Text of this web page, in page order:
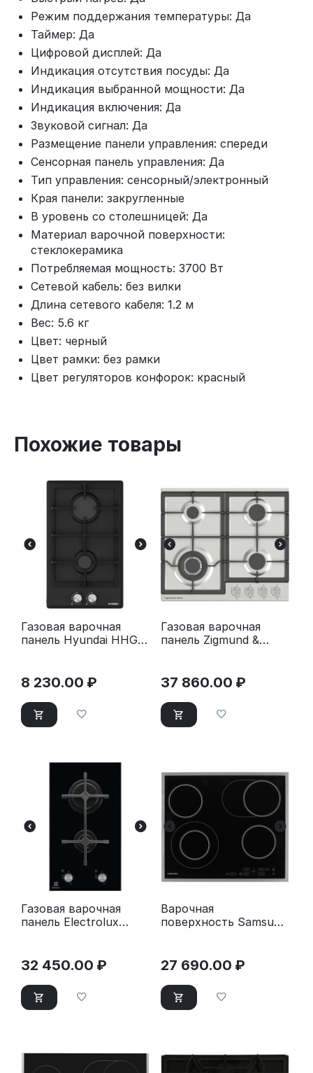
Режим поддержания температуры: Да
Таймер: Да
Цифровой дисплей: Да
Индикация отсутствия посуды: Да
Индикация выбранной мощности: Да
Индикация включения: Да
Звуковой сигнал: Да
Размещение панели управления: спереди
Сенсорная панель управления: Да
Тип управления: сенсорный/электронный
Края панели: закругленные
В уровень со столешницей: Да
Материал варочной поверхности:
стеклокерамика
Потребляемая мощность: 3700 Вт
Сетевой кабель: без вилки
Длина сетевого кабеля: 1.2 м
Вес: 5.6 кг
Цвет: черный
Цвет рамки: без рамки
Цвет регуляторов конфорок: красный
Похожие товары
Газовая варочная
панель Hyundai HHG
8 230.00 ₽
Газовая варочная
панель Zigmund &
37 860.00 ₽
Газовая варочная
панель Electrolux
32 450.00 ₽
Варочная
поверхность Samsung
27 690.00 ₽